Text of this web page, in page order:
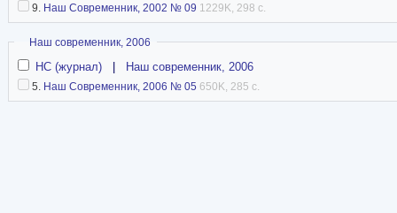
9. Наш Современник, 2002 № 09 1229K, 298 с.
Скрыть
Наш современник, 2006
НС (журнал) Наш современник, 2006
5. Наш Современник, 2006 № 05 650K, 285 с.